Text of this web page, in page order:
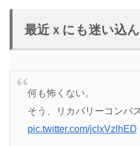
最近ｘにも迷い込
何も怖くない。
そう、リカバリーコンパ
pic.twitter.com/jclxVzlhED